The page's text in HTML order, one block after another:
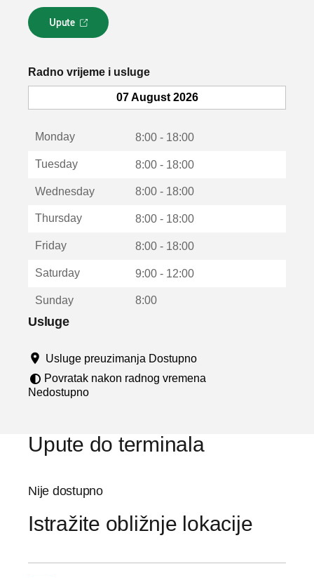
Upute
L
i
k
o
u
u
Radno vrijeme i usluge
07 August 2026
Monday 8:00 - 18:00
Tuesday 8:00 - 18:00
Wednesday 8:00 - 18:00
Thursday 8:00 - 18:00
Friday 8:00 - 18:00
Saturday 9:00 - 12:00
Sunday 8:00
Usluge
Usluge preuzimanja Dostupno
Povratak nakon radnog vremena
Nedostupno
Upute do terminala
Nije dostupno
Istražite obližnje lokacije